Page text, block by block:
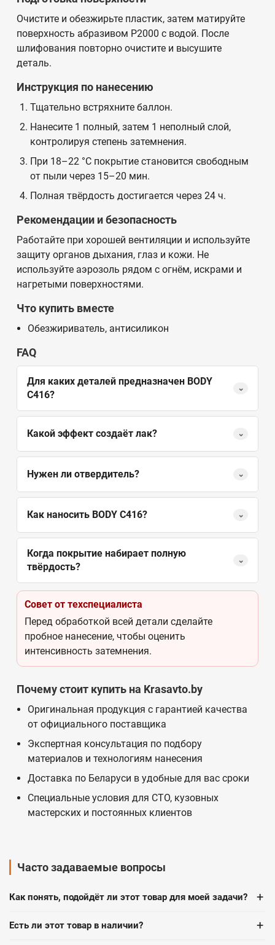
Очистите и обезжирьте пластик, затем матируйте
поверхность абразивом P2000 с водой. После
шлифования повторно очистите и высушите
деталь.
Инструкция по нанесению
Тщательно встряхните баллон.
Нанесите 1 полный, затем 1 неполный слой,
контролируя степень затемнения.
При 18–22 °C покрытие становится свободным
от пыли через 15–20 мин.
Полная твёрдость достигается через 24 ч.
Рекомендации и безопасность
Работайте при хорошей вентиляции и используйте
защиту органов дыхания, глаз и кожи. Не
используйте аэрозоль рядом с огнём, искрами и
нагретыми поверхностями.
Что купить вместе
Обезжириватель, антисиликон
FAQ
Для каких деталей предназначен BODY
C416?
⌄
Какой эффект создаёт лак? ⌄
Нужен ли отвердитель? ⌄
Как наносить BODY C416? ⌄
Когда покрытие набирает полную
твёрдость?
⌄
Совет от техспециалиста
Перед обработкой всей детали сделайте
пробное нанесение, чтобы оценить
интенсивность затемнения.
Почему стоит купить на Krasavto.by
Оригинальная продукция с гарантией качества
от официального поставщика
Экспертная консультация по подбору
материалов и технологиям нанесения
Доставка по Беларуси в удобные для вас сроки
Специальные условия для СТО, кузовных
мастерских и постоянных клиентов
Часто задаваемые вопросы
Как понять, подойдёт ли этот товар для моей задачи? +
Есть ли этот товар в наличии? +